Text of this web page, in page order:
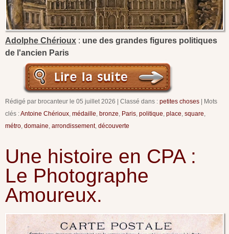
Adolphe Chérioux : une des grandes figures politiques
de l'ancien Paris
Rédigé par brocanteur le 05 juillet 2026 Classé dans : petites choses
Mots
clés :Antoine Chérioux médaille bronze Paris politique place square
métro domaine arrondissement, découverte
Une histoire en CPA :
Le Photographe
Amoureux.